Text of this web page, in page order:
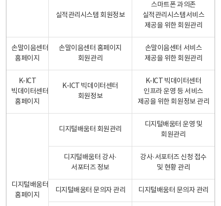
실적관리시스템 회원정보
스마트폰 과의존
실적관리시스템서비스
제공을 위한 회원관리
손말이음센터
홈페이지
손말이음센터 홈페이지
회원관리
손말이음센터 서비스
제공을 위한 회원관리
K-ICT
빅데이터센터
홈페이지
K-ICT 빅데이터센터
회원정보
K-ICT 빅데이터센터
인프라 운영 등 서비스
제공을 위한 회원정보 관리
디지털배움터
홈페이지
디지털배움터 회원관리
디지털배움터 운영 및
회원관리
디지털배움터 강사·
서포터즈 정보
강사·서포터즈 신청 접수
및 현황 관리
디지털배움터 문의자 관리 디지털배움터 문의자 관리